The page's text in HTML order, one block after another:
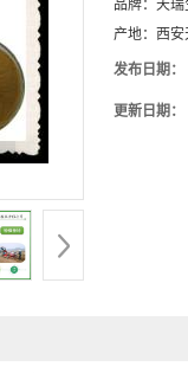
品牌： 天瑞
产地： 西
发布日期：
更新日期：